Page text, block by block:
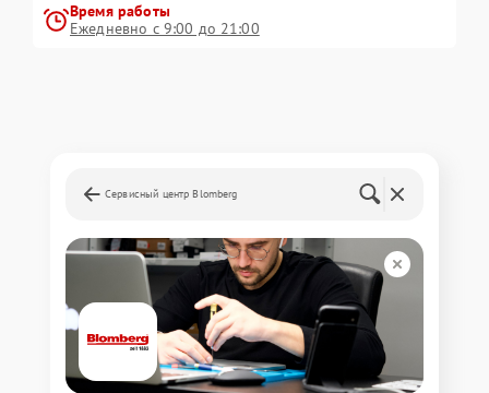
Время работы
Ежедневно с 9:00 до 21:00
Сервисный центр Blomberg